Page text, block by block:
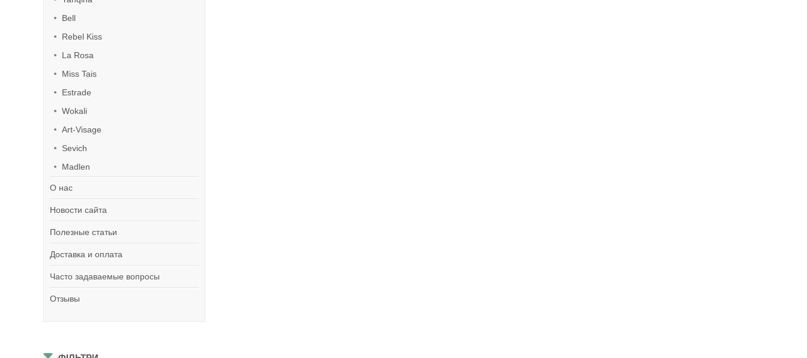
Bell
Rebel Kiss
La Rosa
Miss Tais
Estrade
Wokali
Art-Visage
Sevich
Madlen
О нас
Новости сайта
Полезные статьи
Доставка и оплата
Часто задаваемые вопросы
Отзывы